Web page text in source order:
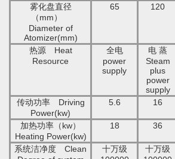
雾化盘直径
（mm）
Diameter of
Atomizer(mm)
65 120
热源 Heat
Resource
全电
power
supply
电 蒸
Steam
plus
power
supply
传动功率 Driving
Power(kw)
5.6 16
加热功率（kw）
Heating Power(kw)
18 36
系统洁净度 Clean
十万级
十万级